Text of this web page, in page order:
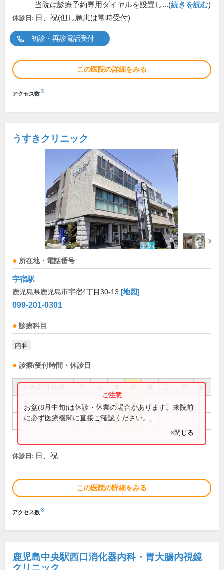
当院は診療予約専用ダイヤルを設置し...(続きを読む)
休診日: 日、祝(但し急患は常時受付)
初診・再診電話受付
この医院の詳細をみる
アクセス数※
うすきクリニック
所在地・電話番号
宇宿駅
鹿児島県鹿児島市宇宿4丁目30-13 [地図]
099-201-0301
診療科目
内科
診療/受付時間・休診日
祝
8:30～12:00 ● ● ● ● ●
13:30～17:30 ● ● ●
お盆(8月中旬)は休診・休業の場合があります。来院前
に必ず医療機関に直接ご確認ください。
×閉じる
休診日: 日、祝
この医院の詳細をみる
アクセス数※
鹿児島中央駅西口消化器内科・胃大腸内視鏡
クリニック